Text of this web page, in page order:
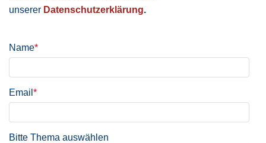
unserer Datenschutzerklärung.
Name*
Email *
Bitte Thema auswählen